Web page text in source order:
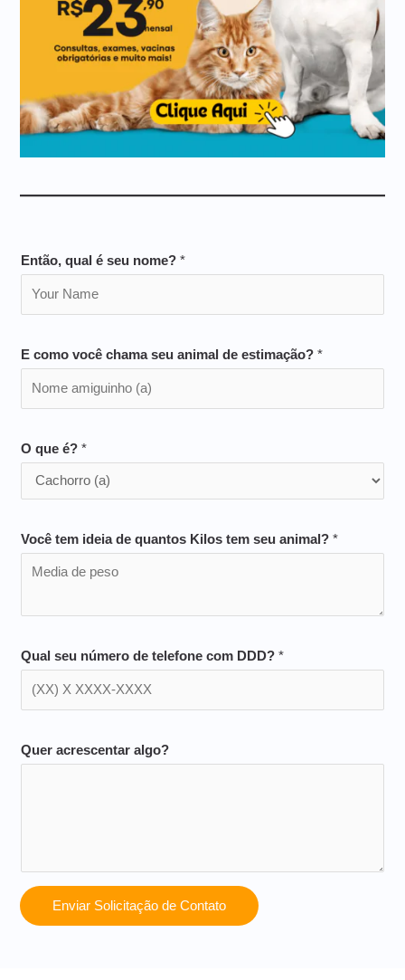
Então, qual é seu nome?*
E como você chama seu animal de estimação?*
O que é?*
Você tem ideia de quantos Kilos tem seu animal?*
Qual seu número de telefone com DDD?*
Quer acrescentar algo?
Enviar Solicitação de Contato